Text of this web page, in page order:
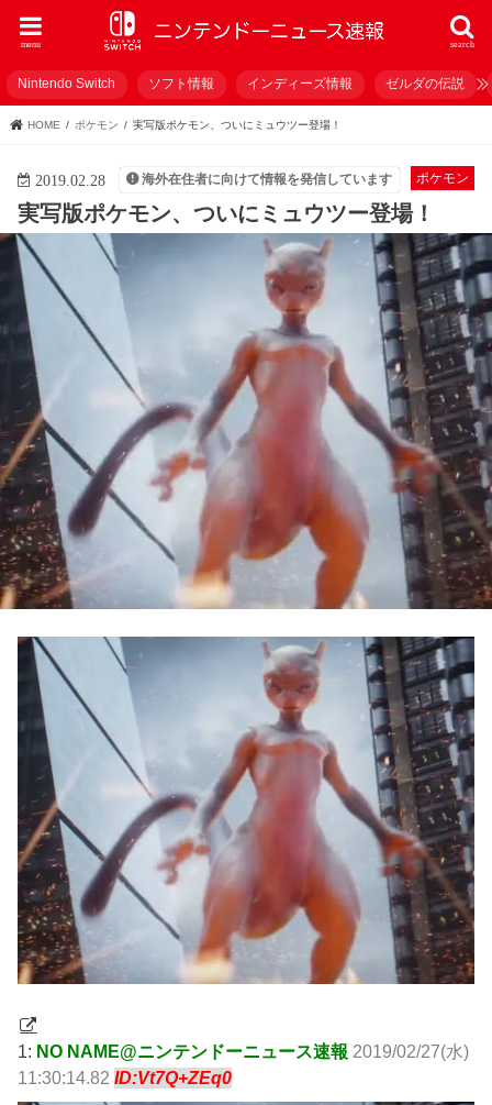
search
menu
Nintendo Switch ソフト情報 インディーズ情報 ゼルダの伝説
HOME ポケモン 実写版ポケモン、ついにミュウツー登場！
ポケモン
2019.02.28 海外在住者に向けて情報を発信しています
実写版ポケモン、ついにミュウツー登場！
1: NO NAME@ニンテンドーニュース速報 2019/02/27(水)
11:30:14.82ID:Vt7Q+ZEq0